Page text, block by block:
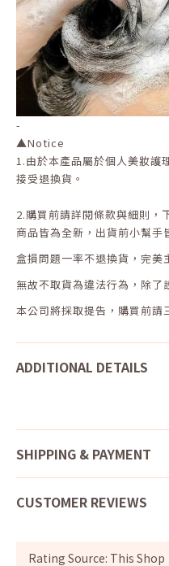
-
▲Notice
1.由於本產品屬於個人美妝護
接受退換貨。
2.購買前請詳閱條款與細則，
商品皆為全新，出貨前小幫手
盒損問題一率不退換貨，完美
無故不取貨為違法行為，除了
本公司將採取提告，購買前請
ADDITIONAL DETAILS
SHIPPING & PAYMENT
CUSTOMER REVIEWS